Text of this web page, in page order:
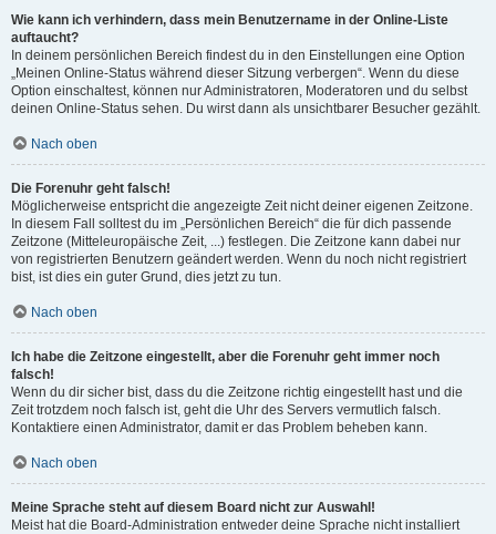
Wie kann ich verhindern, dass mein Benutzername in der Online-Liste
auftaucht?
In deinem persönlichen Bereich findest du in den Einstellungen eine Option
„Meinen Online-Status während dieser Sitzung verbergen“. Wenn du diese
Option einschaltest, können nur Administratoren, Moderatoren und du selbst
deinen Online-Status sehen. Du wirst dann als unsichtbarer Besucher gezählt.
Nach oben
Die Forenuhr geht falsch!
Möglicherweise entspricht die angezeigte Zeit nicht deiner eigenen Zeitzone.
In diesem Fall solltest du im „Persönlichen Bereich“ die für dich passende
Zeitzone (Mitteleuropäische Zeit, ...) festlegen. Die Zeitzone kann dabei nur
von registrierten Benutzern geändert werden. Wenn du noch nicht registriert
bist, ist dies ein guter Grund, dies jetzt zu tun.
Nach oben
Ich habe die Zeitzone eingestellt, aber die Forenuhr geht immer noch
falsch!
Wenn du dir sicher bist, dass du die Zeitzone richtig eingestellt hast und die
Zeit trotzdem noch falsch ist, geht die Uhr des Servers vermutlich falsch.
Kontaktiere einen Administrator, damit er das Problem beheben kann.
Nach oben
Meine Sprache steht auf diesem Board nicht zur Auswahl!
Meist hat die Board-Administration entweder deine Sprache nicht installiert